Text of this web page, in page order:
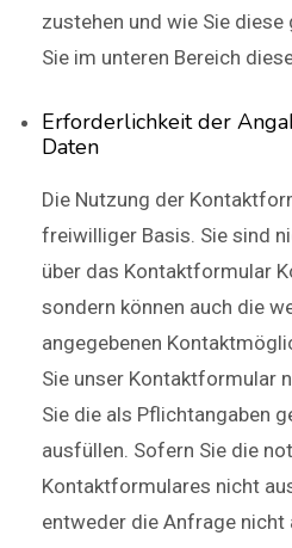
zustehen und wie Sie
Sie im unteren Bereich
Erforderlichkeit der
Daten
Die Nutzung der
freiwilliger Basis. Sie sind
über das Kontaktformular
sondern können auch die
angegebenen
Sie unser Kontaktformular
Sie die als Pflichtangaben
ausfüllen. Sofern Sie die
Kontaktformulares nicht
entweder die Anfrage nicht